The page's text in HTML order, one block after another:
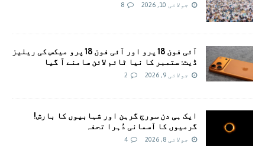
جولائی 10, 2026 8
آئی فون 18 پرو اور آئی فون 18 پرو میکس کی ریلیز
ڈیٹ: ستمبر کا نیا ٹائم لائن سامنے آ گیا
جولائی 9, 2026 2
ایک ہی دن سورج گرہن اور شہابیوں کا بارش!
گرمیوں کا آسمانی دُہرا تحفہ
جولائی 8, 2026 4